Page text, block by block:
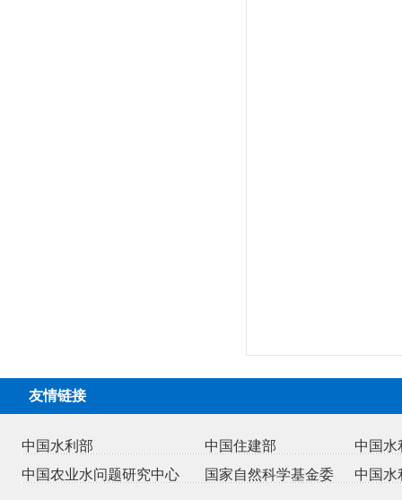
友情链接
中国水利部 中国住建部
中国水
中国农业水问题研究中心
国家自然科学基金委 中国水